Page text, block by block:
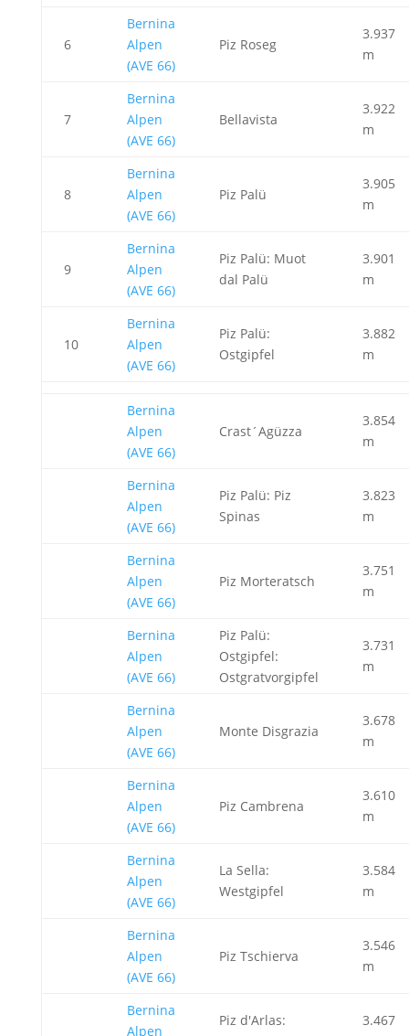
6
Bernina
Alpen
(AVE 66)
Piz Roseg
3.937
m
7
Bernina
Alpen
(AVE 66)
Bellavista
3.922
m
8
Bernina
Alpen
(AVE 66)
Piz Palü
3.905
m
9
Bernina
Alpen
(AVE 66)
Piz Palü: Muot
dal Palü
3.901
m
10
Bernina
Alpen
(AVE 66)
Piz Palü:
Ostgipfel
3.882
m
Bernina
Alpen
(AVE 66)
Crast´Agüzza
3.854
m
Bernina
Alpen
(AVE 66)
Piz Palü: Piz
Spinas
3.823
m
Bernina
Alpen
(AVE 66)
Piz Morteratsch
3.751
m
Bernina
Alpen
(AVE 66)
Piz Palü:
Ostgipfel:
Ostgratvorgipfel
3.731
m
Bernina
Alpen
(AVE 66)
Monte Disgrazia
3.678
m
Bernina
Alpen
(AVE 66)
Piz Cambrena
3.610
m
Bernina
Alpen
(AVE 66)
La Sella:
Westgipfel
3.584
m
Bernina
Alpen
(AVE 66)
Piz Tschierva
3.546
m
Bernina
Alpen
Piz d'Arlas:
3.467